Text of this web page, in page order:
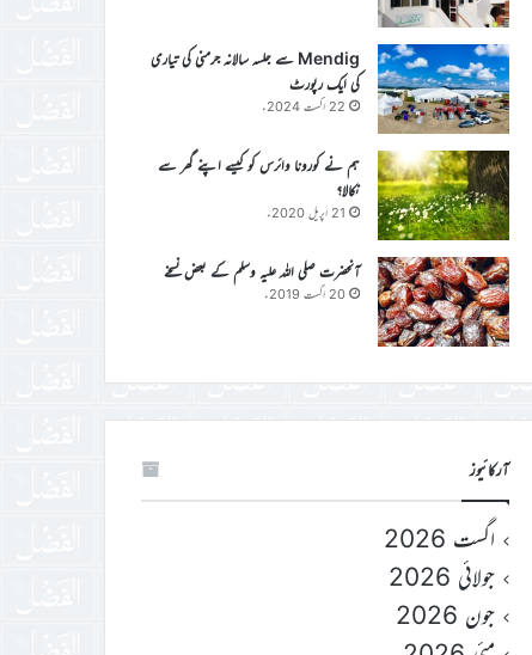
Mendig سے جلسہ سالانہ جرمنی کی تیاری
کی ایک رپورٹ
22 اگست 2024ء
ہم نے کورونا وائرس کو کیسے اپنے گھر سے
نکالا؟
21 اپریل 2020ء
آنحضرت صلی اللہ علیہ وسلم کے بعض نسخے
20 اگست 2019ء
آرکائیوز
اگست 2026
جولائی 2026
جون 2026